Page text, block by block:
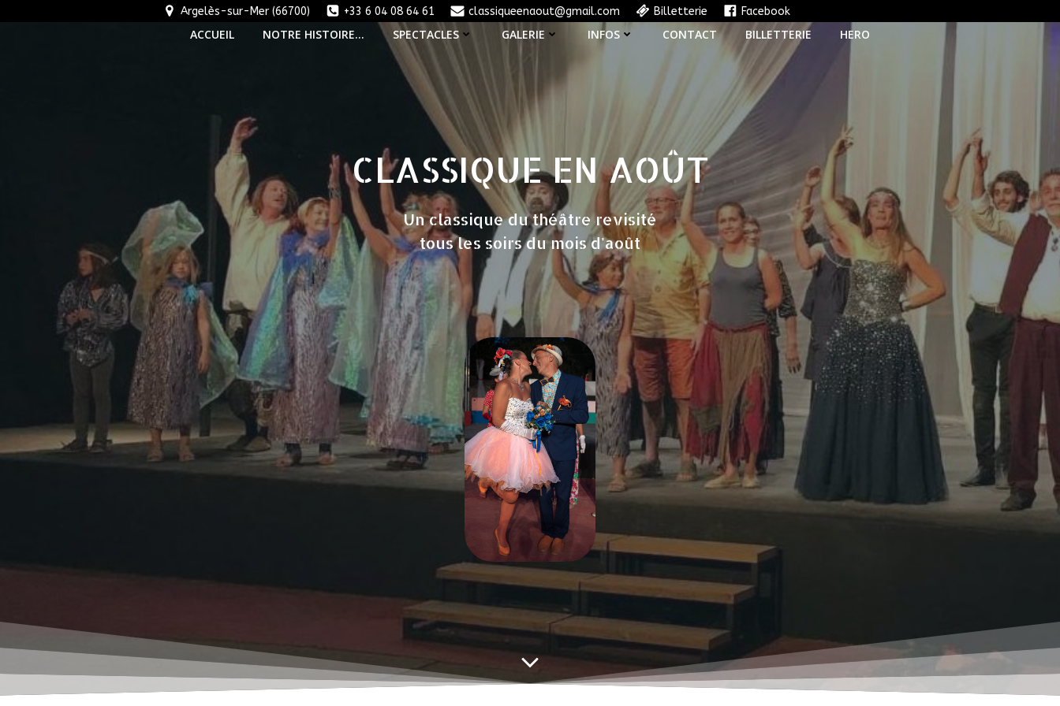
Argelès-sur-Mer (66700) +33 6 04 08 64 61 classiqueenaout@gmail.com Billetterie Facebook
ACCUEIL NOTRE HISTOIRE… SPECTACLES GALERIE INFOS CONTACT BILLETTERIE HERO
CLASSIQUE EN AOÛT
Un classique du théâtre revisité
tous les soirs du mois d'août